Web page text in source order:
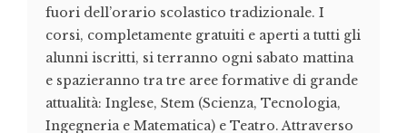
fuori dell’orario scolastico tradizionale. I
corsi, completamente gratuiti e aperti a tutti gli
alunni iscritti, si terranno ogni sabato mattina
e spazieranno tra tre aree formative di grande
attualità: Inglese, Stem (Scienza, Tecnologia,
Ingegneria e Matematica) e Teatro. Attraverso